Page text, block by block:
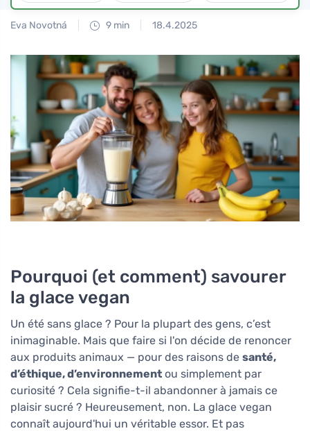
Eva Novotná 9 min 18.4.2025
Pourquoi (et comment) savourer
la glace vegan
Un été sans glace ? Pour la plupart des gens, c’est
inimaginable. Mais que faire si l'on décide de renoncer
aux produits animaux — pour des raisons de santé,
d’éthique, d’environnement ou simplement par
curiosité ? Cela signifie-t-il abandonner à jamais ce
plaisir sucré ? Heureusement, non. La glace vegan
connaît aujourd'hui un véritable essor. Et pas